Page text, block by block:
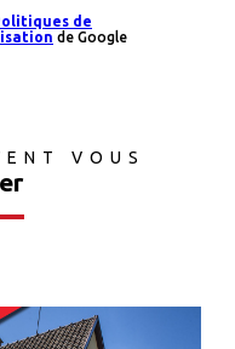
de
de Google
VOUS